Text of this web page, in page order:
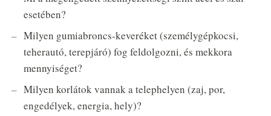
esetében?
Milyen gumiabroncs-keveréket (személygépkocsi,
teherautó, terepjáró) fog feldolgozni, és mekkora
mennyiséget?
Milyen korlátok vannak a telephelyen (zaj, por,
engedélyek, energia, hely)?